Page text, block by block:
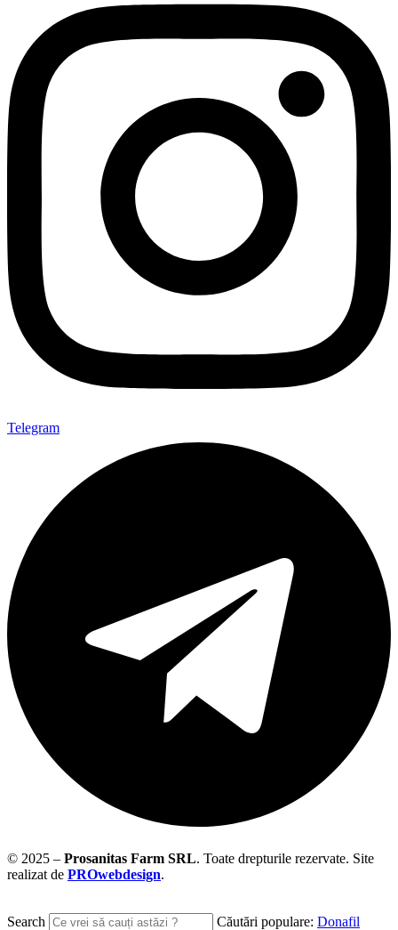
Telegram
© 2025 – Prosanitas Farm SRL. Toate drepturile rezervate. Site
realizat de PROwebdesign.
Search Căutări populare: Donafil